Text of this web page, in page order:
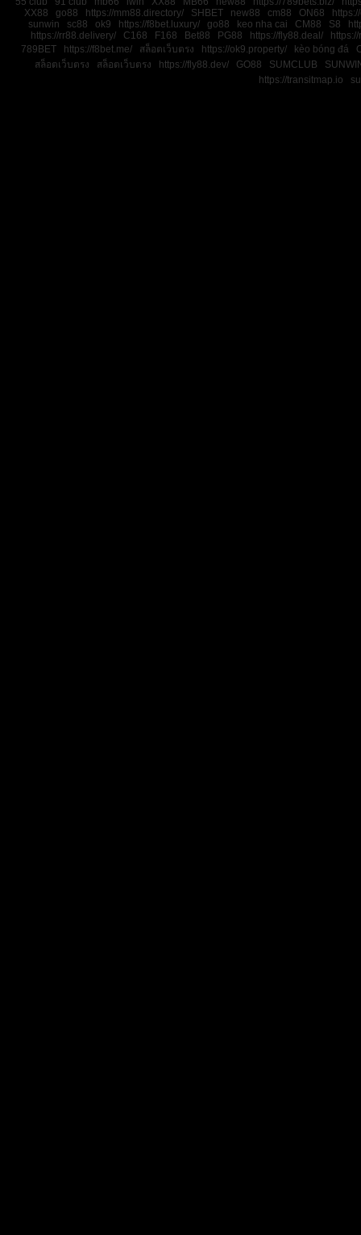
XX88
go88 https://mm88.directory/ SHBET new88 cm88 ON68
sunwin
sc88 ok9 https://f8bet.luxury/ go88 keo nha cai CM88 S8
https://rr88.delivery/
C168 F168 Bet88 PG88 https://fly88.deal/
789BET
https://f8bet.me/ สล็อตเว็บตรง https://ok9.property/ kèo bóng đá
สล็อตเว็บตรง
สล็อตเว็บตรง https://fly88.dev/ GO88 SUMCLUB
https://transitmap.io